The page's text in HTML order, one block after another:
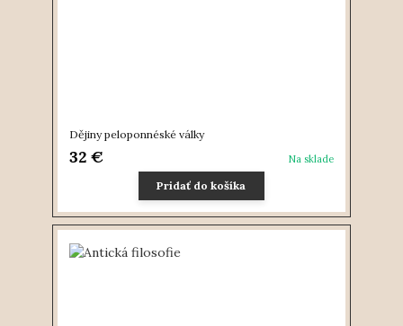
Dějiny peloponnéské války
32 € Na sklade
Pridať do košíka